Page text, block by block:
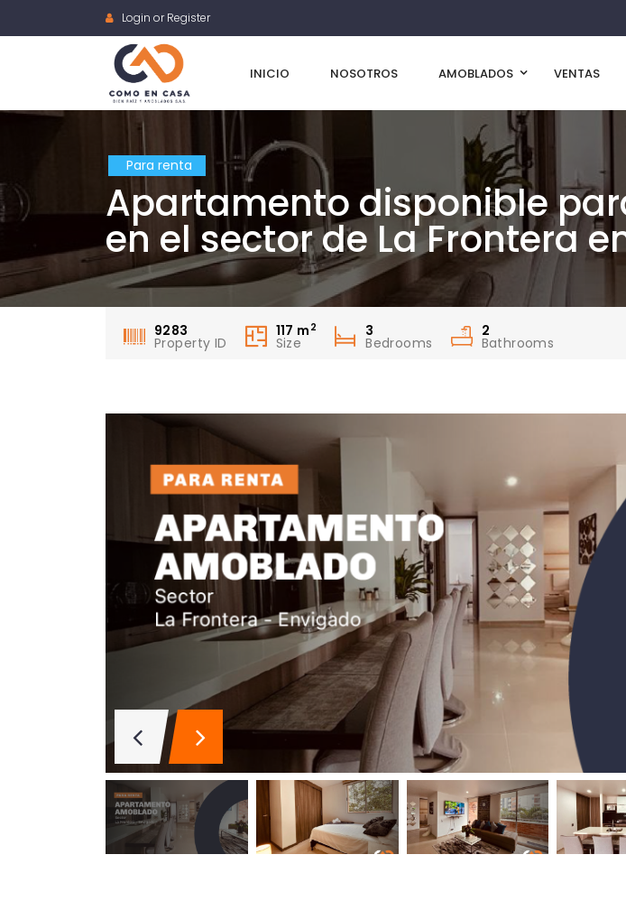
Login or Register
INICIO NOSOTROS AMOBLADOS VENTAS
Para renta
Apartamento disponible
en el sector de La Frontera
9283
Property ID
117 m 2
Size
3
Bedrooms
2
Bathrooms